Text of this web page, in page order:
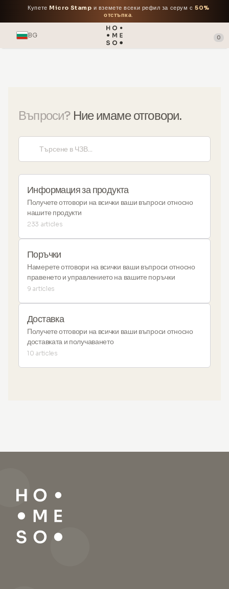
Купете Micro Stamp и вземете всеки рефил за серум с 50%
отстъпка.
BG 0
Въпроси? Ние имаме отговори.
Информация за продукта
Получете отговори на всички ваши въпроси относно
нашите продукти
233 articles
Поръчки
Намерете отговори на всички ваши въпроси относно
правенето и управлението на вашите поръчки
9 articles
Доставка
Получете отговори на всички ваши въпроси относно
доставката и получаването
10 articles